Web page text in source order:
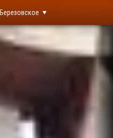
Березовское